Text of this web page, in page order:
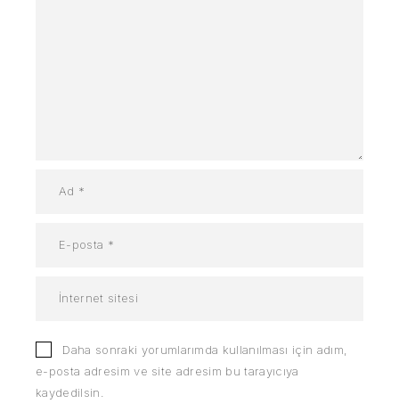
Daha sonraki yorumlarımda kullanılması için adım,
e-posta adresim ve site adresim bu tarayıcıya
kaydedilsin.